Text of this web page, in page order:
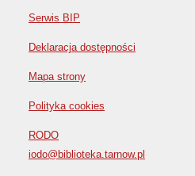
Serwis BIP
Deklaracja dostępności
Mapa strony
Polityka cookies
RODO
iodo@biblioteka.tarnow.pl